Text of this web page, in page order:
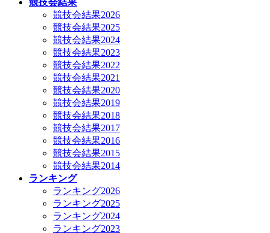
競技会結果
競技会結果2026
競技会結果2025
競技会結果2024
競技会結果2023
競技会結果2022
競技会結果2021
競技会結果2020
競技会結果2019
競技会結果2018
競技会結果2017
競技会結果2016
競技会結果2015
競技会結果2014
ランキング
ランキング2026
ランキング2025
ランキング2024
ランキング2023